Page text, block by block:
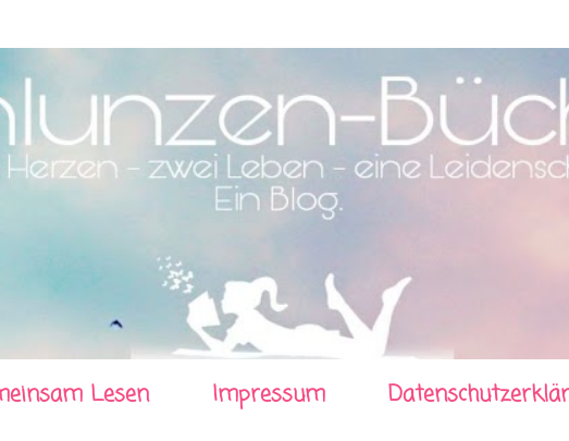
Lesen Impressum